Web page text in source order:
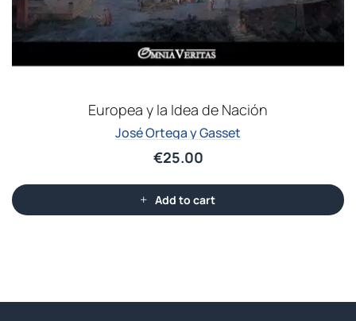
Europea y la Idea de Nación
José Ortega y Gasset
€25.00
Add to cart